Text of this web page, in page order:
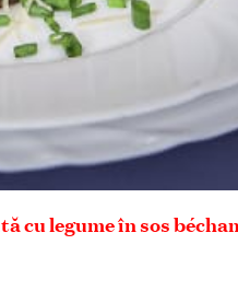
cu legume în sos